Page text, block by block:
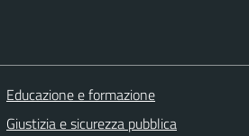
Educazione e formazione
Giustizia e sicurezza pubblica